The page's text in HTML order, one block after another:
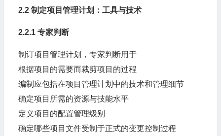
2.2 制定项目管理计划：工具与技术
2.2.1 专家判断
制订项目管理计划，专家判断用于
根据项目的需要而裁剪项目的过程
编制应包括在项目管理计划中的技术和管理细节
确定项目所需的资源与技能水平
定义项目的配置管理级别
确定哪些项目文件受制于正式的变更控制过程